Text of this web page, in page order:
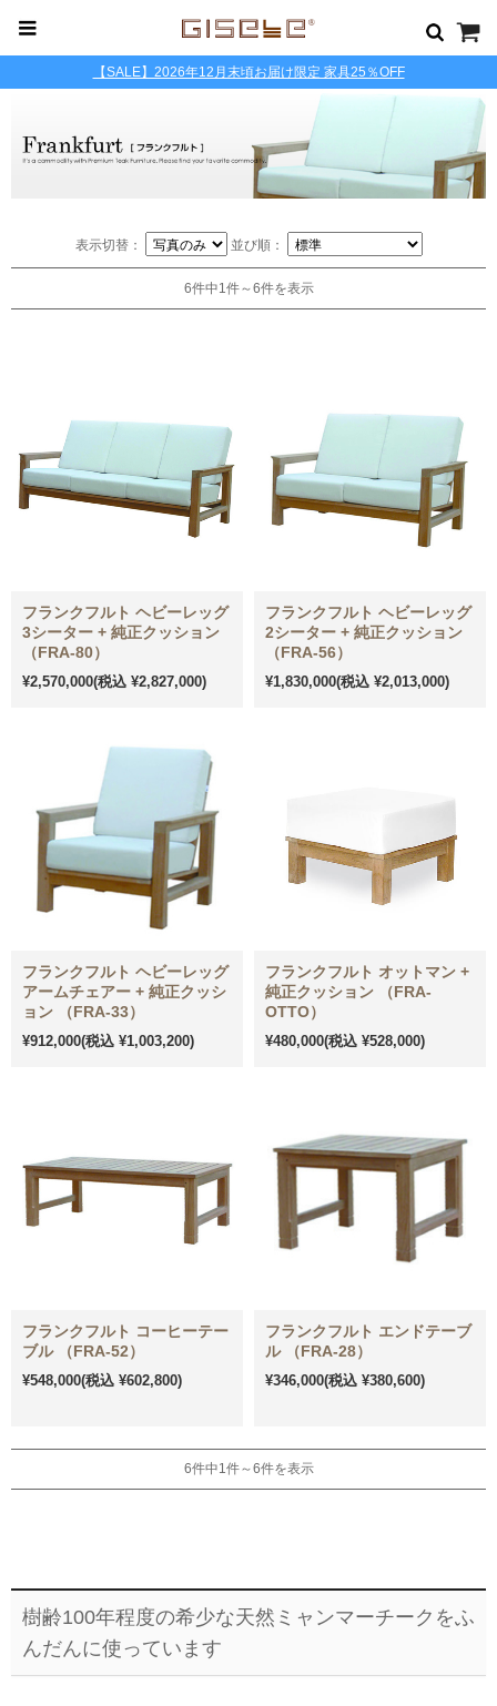
【SALE】2026年12月末頃お届け限定 家具25％OFF
表示切替： 並び順：
6件中1件～6件を表示
フランクフルト ヘビーレッグ
3シーター + 純正クッション
（FRA-80）
¥2,570,000(税込 ¥2,827,000)
フランクフルト ヘビーレッグ
2シーター + 純正クッション
（FRA-56）
¥1,830,000(税込 ¥2,013,000)
フランクフルト ヘビーレッグ
アームチェアー + 純正クッシ
ョン （FRA-33）
¥912,000(税込 ¥1,003,200)
フランクフルト オットマン +
純正クッション （FRA-
OTTO）
¥480,000(税込 ¥528,000)
フランクフルト コーヒーテー
ブル （FRA-52）
¥548,000(税込 ¥602,800)
フランクフルト エンドテーブ
ル （FRA-28）
¥346,000(税込 ¥380,600)
6件中1件～6件を表示
樹齢100年程度の希少な天然ミャンマーチークをふ
んだんに使っています